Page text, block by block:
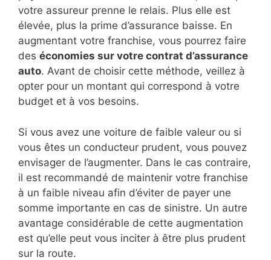
votre assureur prenne le relais. Plus elle est
élevée, plus la prime d’assurance baisse. En
augmentant votre franchise, vous pourrez faire
des économies sur votre contrat d’assurance
auto. Avant de choisir cette méthode, veillez à
opter pour un montant qui correspond à votre
budget et à vos besoins.
Si vous avez une voiture de faible valeur ou si
vous êtes un conducteur prudent, vous pouvez
envisager de l’augmenter. Dans le cas contraire,
il est recommandé de maintenir votre franchise
à un faible niveau afin d’éviter de payer une
somme importante en cas de sinistre. Un autre
avantage considérable de cette augmentation
est qu’elle peut vous inciter à être plus prudent
sur la route.